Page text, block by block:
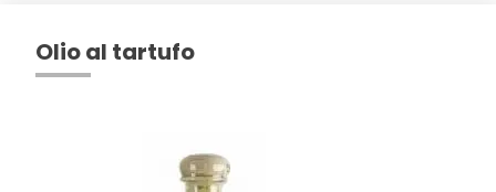
Olio al tartufo